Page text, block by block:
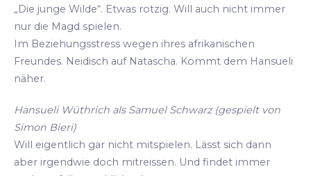
„Die junge Wilde“. Etwas rotzig. Will auch nicht immer
nur die Magd spielen.
Im Beziehungsstress wegen ihres afrikanischen
Freundes. Neidisch auf Natascha. Kommt dem Hansueli
näher.
Hansueli Wüthrich als Samuel Schwarz (gespielt von
Simon Bieri)
Will eigentlich gar nicht mitspielen. Lässt sich dann
aber irgendwie doch mitreissen. Und findet immer